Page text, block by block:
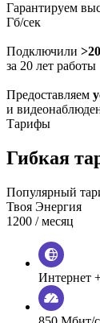
Гарантируем
Гб/сек
Подключили
за 20 лет работы
Предоставляем
и
Тарифы
Гибкая
Популярный
Твоя Энергия
1200 / месяц
Интернет